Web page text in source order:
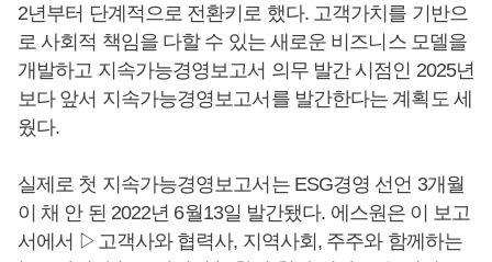
2년부터 단계적으로 전환키로 했다. 고객가치를 기반으
로 사회적 책임을 다할 수 있는 새로운 비즈니스 모델을
개발하고 지속가능경영보고서 의무 발간 시점인 2025년
보다 앞서 지속가능경영보고서를 발간한다는 계획도 세
웠다.
실제로 첫 지속가능경영보고서는 ESG경영 선언 3개월
이 채 안 된 2022년 6월13일 발간됐다. 에스원은 이 보고
서에서 ▷고객사와 협력사, 지역사회, 주주와 함께하는